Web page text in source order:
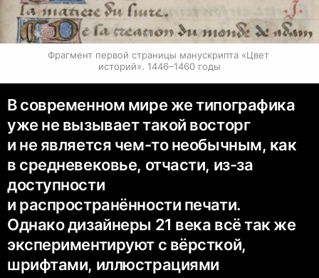
Фрагмент первой страницы манускрипта «Цвет
историй». 1446–1460 годы
В современном мире же типографика
уже не вызывает такой восторг
и не является чем-то необычным, как
в средневековье, отчасти, из-за
доступности
и распространённости печати.
Однако дизайнеры 21 века всё так же
экспериментируют с вёрсткой,
шрифтами, иллюстрациями